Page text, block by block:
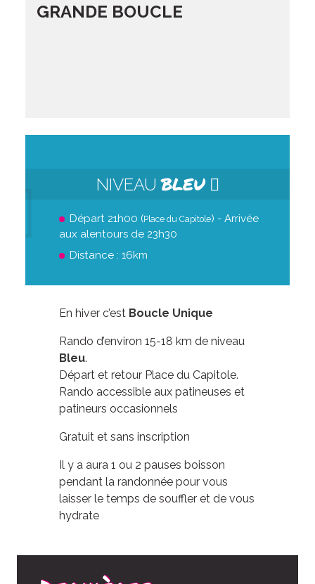
GRANDE BOUCLE
NIVEAUBLEU
Départ 21h00 (Place du Capitole) - Arrivée
aux alentours de 23h30
Distance : 16km
En hiver c’est Boucle Unique
Rando d’environ 15-18 km de niveau
Bleu.
Départ et retour Place du Capitole.
Rando accessible aux patineuses et
patineurs occasionnels
Gratuit et sans inscription
Il y a aura 1 ou 2 pauses boisson
pendant la randonnée pour vous
laisser le temps de souffler et de vous
hydrate